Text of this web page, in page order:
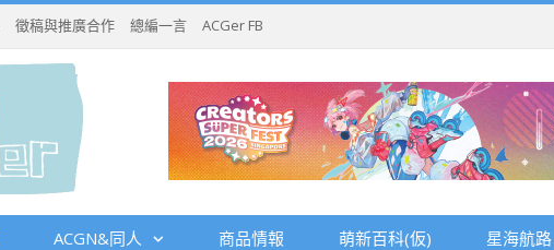
徵稿與推廣合作 總編一言 ACGer FB
ACGN&同人 商品情報 萌新百科(仮) 星海航路